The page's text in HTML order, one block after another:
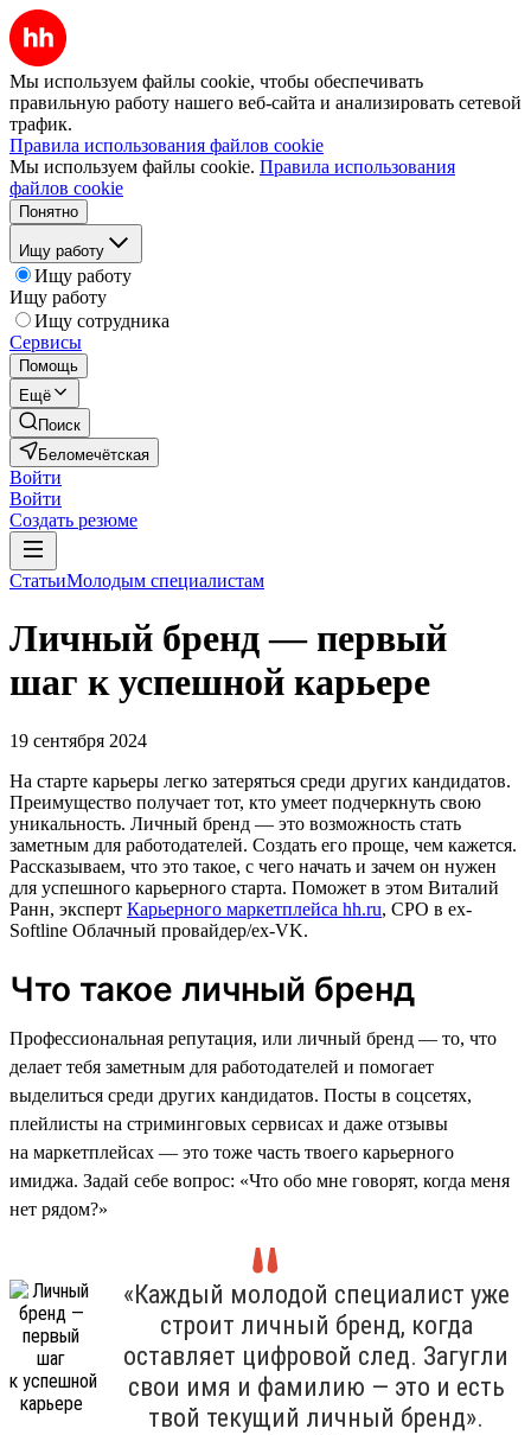
Мы используем файлы cookie, чтобы обеспечивать
правильную работу нашего веб-сайта и анализировать сетевой
трафик.
Правила использования файлов cookie
Мы используем файлы cookie. Правила использования
файлов cookie
Понятно
Ищу работу
Ищу работу
Ищу работу
Ищу сотрудника
Сервисы
Помощь
Ещё
Поиск
Беломечётская
Войти
Войти
Создать резюме
СтатьиМолодым специалистам
Личный бренд — первый
шаг к успешной карьере
19 сентября 2024
На старте карьеры легко затеряться среди других кандидатов.
Преимущество получает тот, кто умеет подчеркнуть свою
уникальность. Личный бренд — это возможность стать
заметным для работодателей. Создать его проще, чем кажется.
Рассказываем, что это такое, с чего начать и зачем он нужен
для успешного карьерного старта. Поможет в этом Виталий
Ранн, эксперт Карьерного маркетплейса hh.ru, CPO в ex-
Softline Облачный провайдер/ex-VK.
Что такое личный бренд
Профессиональная репутация, или личный бренд — то, что
делает тебя заметным для работодателей и помогает
выделиться среди других кандидатов. Посты в соцсетях,
плейлисты на стриминговых сервисах и даже отзывы
на маркетплейсах — это тоже часть твоего карьерного
имиджа. Задай себе вопрос: «Что обо мне говорят, когда меня
нет рядом?»
«Каждый молодой специалист уже
строит личный бренд, когда
оставляет цифровой след. Загугли
свои имя и фамилию — это и есть
твой текущий личный бренд».